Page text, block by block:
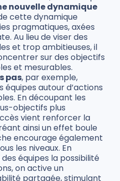
nouvelle dynamique
cette dynamique
pragmatiques, axées
Au lieu de viser des
et trop ambitieuses, il
sur des objectifs
et mesurables.
pas, par exemple,
autour d’actions
En découpant les
objectifs plus
vient renforcer la
ainsi un effet boule
encourage également
les niveaux. En
équipes la possibilité
on active un
partagée, stimulant